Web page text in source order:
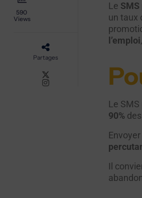
590
Views
Partages
Le
un taux
l’emploi
Le
90%
Il